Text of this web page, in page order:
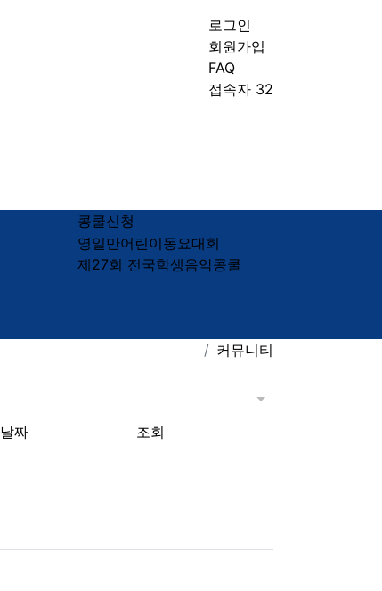
로그인
회원가입
FAQ
접속자 32
콩쿨신청
영일만어린이동요대회
제27회 전국학생음악콩쿨
커뮤니티
게시물 정렬
날짜 조회